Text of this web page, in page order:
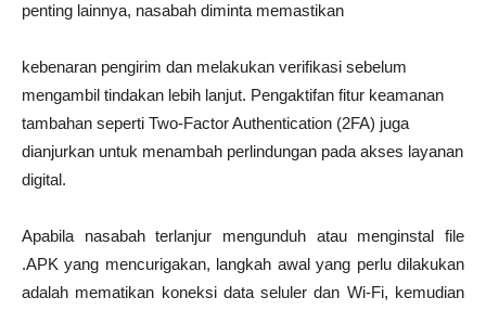
penting lainnya, nasabah diminta memastikan
kebenaran pengirim dan melakukan verifikasi sebelum
mengambil tindakan lebih lanjut. Pengaktifan fitur keamanan
tambahan seperti Two-Factor Authentication (2FA) juga
dianjurkan untuk menambah perlindungan pada akses layanan
digital.
Apabila nasabah terlanjur mengunduh atau menginstal file
.APK yang mencurigakan, langkah awal yang perlu dilakukan
adalah mematikan koneksi data seluler dan Wi-Fi, kemudian